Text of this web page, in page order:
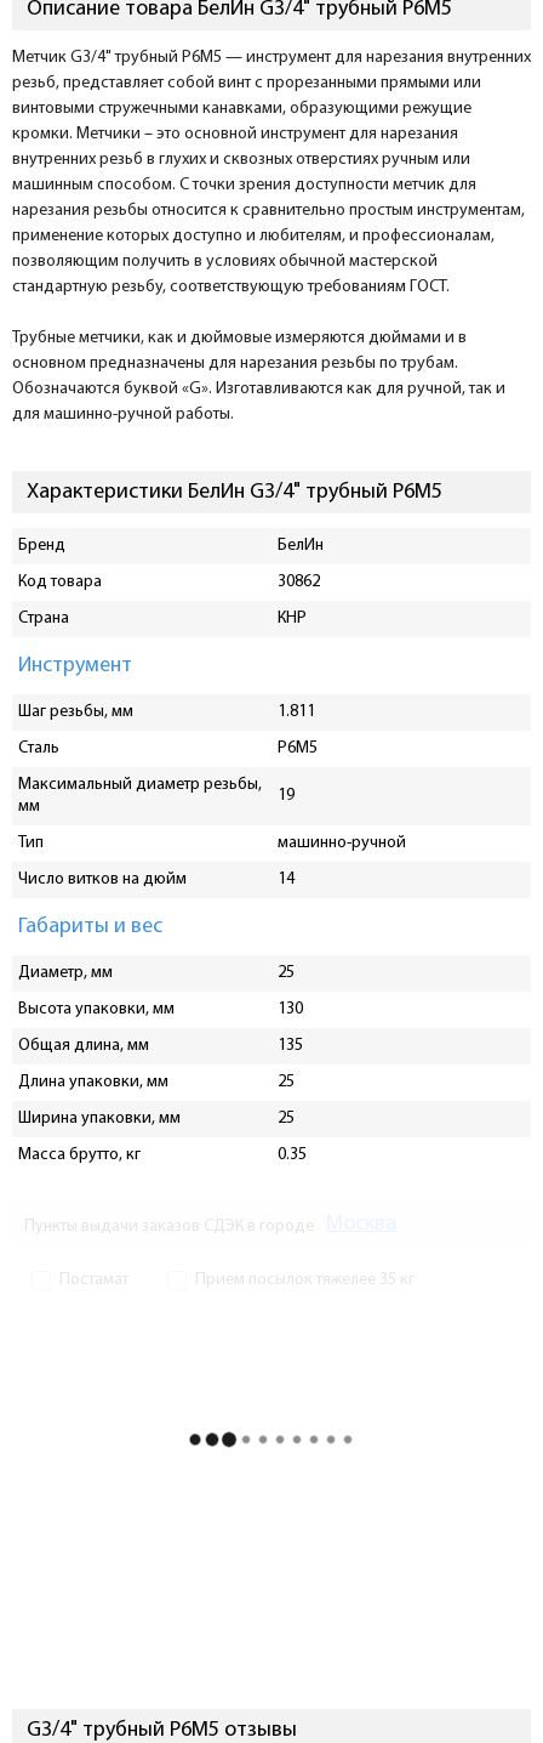
Описание товара БелИн G3/4" трубный Р6М5
Метчик G3/4" трубный Р6М5 — инструмент для нарезания внутренних
резьб, представляет собой винт с прорезанными прямыми или
винтовыми стружечными канавками, образующими режущие
кромки. Метчики – это основной инструмент для нарезания
внутренних резьб в глухих и сквозных отверстиях ручным или
машинным способом. С точки зрения доступности метчик для
нарезания резьбы относится к сравнительно простым инструментам,
применение которых доступно и любителям, и профессионалам,
позволяющим получить в условиях обычной мастерской
стандартную резьбу, соответствующую требованиям ГОСТ.
Трубные метчики, как и дюймовые измеряются дюймами и в
основном предназначены для нарезания резьбы по трубам.
Обозначаются буквой «G». Изготавливаются как для ручной, так и
для машинно-ручной работы.
Характеристики БелИн G3/4" трубный Р6М5
Бренд
БелИн
Код товара
30862
Страна
КНР
Инструмент
Шаг резьбы, мм
1.811
Сталь
P6M5
Максимальный диаметр резьбы,
мм
19
Тип
машинно-ручной
Число витков на дюйм
14
Габариты и вес
Диаметр, мм
25
Высота упаковки, мм
130
Общая длина, мм
135
Длина упаковки, мм
25
Ширина упаковки, мм
25
Масса брутто, кг
0.35
Пункты выдачи заказов СДЭК в городе
Постамат Прием посылок тяжелее 35 кг
G3/4" трубный Р6М5 отзывы